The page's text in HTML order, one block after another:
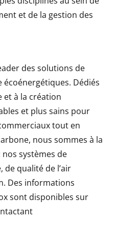
et de la gestion des
des solutions de
Dédiés
et à la création
et plus sains pour
tout en
nous sommes à la
systèmes de
de qualité de l’air
Des informations
sont disponibles sur